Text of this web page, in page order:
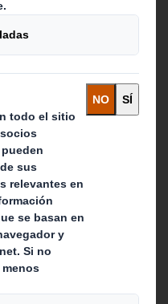
Paper
DS Smith
papel